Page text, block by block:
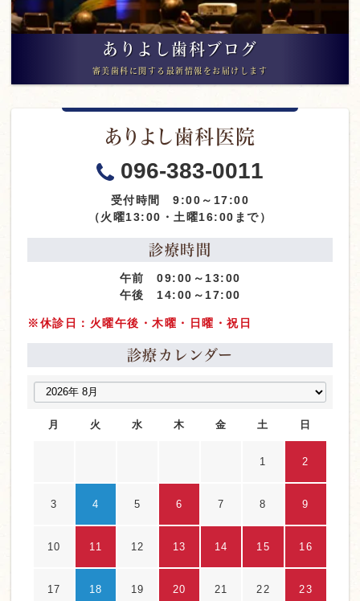
ありよし歯科ブログ
審美歯科に関する最新情報をお届けします
ありよし歯科医院
096-383-0011
受付時間 9:00～17:00
（火曜13:00・土曜16:00まで）
診療時間
午前 09:00～13:00
午後 14:00～17:00
※休診日：火曜午後・木曜・日曜・祝日
診療カレンダー
月 火 水 木 金 土 日
1 2
3 4 5 6 7 8 9
10 11 12 13 14 15 16
17 18 19 20 21 22 23